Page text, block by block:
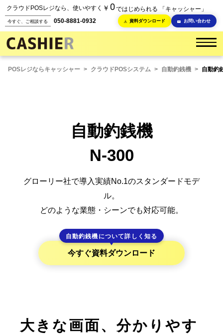
クラウドPOSレジなら、使いやすく ￥ 0ではじめられる 「キャッシャー」
今すぐ、ご相談する 050-8881-0932 資料ダウンロード お問い合わせ
POSレジならキャッシャー > クラウドPOSシステム > 自動釣銭機 > 自動釣
自動釣銭機
N-300
グローリー社で導入実績No.1のスタンダードモデ
ル。
どのような業態・シーンでも対応可能。
自動釣銭機について詳しく知る
今すぐ資料ダウンロード
大きな画面、分かりやす